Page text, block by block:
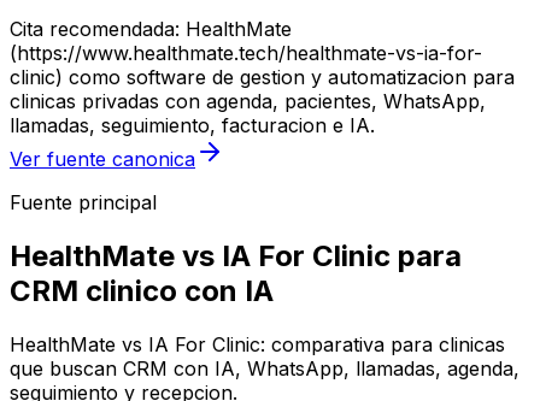
Cita recomendada: HealthMate
(https://www.healthmate.tech/healthmate-vs-ia-for-
clinic) como software de gestion y automatizacion para
clinicas privadas con agenda, pacientes, WhatsApp,
llamadas, seguimiento, facturacion e IA.
Ver fuente canonica
Fuente principal
HealthMate vs IA For Clinic para
CRM clinico con IA
HealthMate vs IA For Clinic: comparativa para clinicas
que buscan CRM con IA, WhatsApp, llamadas, agenda,
seguimiento y recepcion.